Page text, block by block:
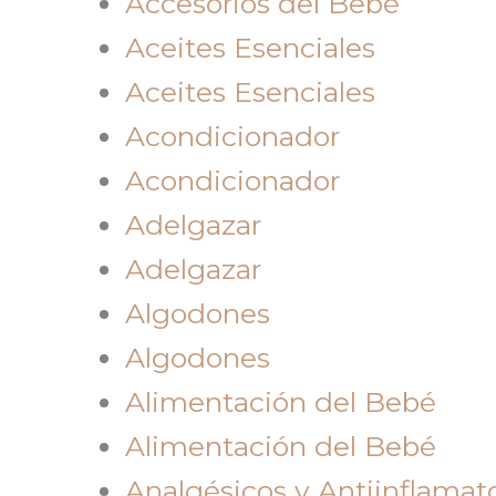
Aceites Esenciales
Aceites Esenciales
Acondicionador
Acondicionador
Adelgazar
Adelgazar
Algodones
Algodones
Alimentación del Bebé
Alimentación del Bebé